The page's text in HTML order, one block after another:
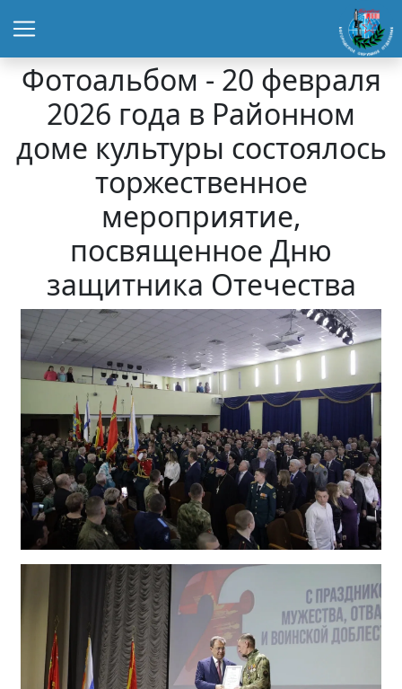
Фотоальбом - 20 февраля
2026 года в Районном
доме культуры состоялось
торжественное
мероприятие,
посвященное Дню
защитника Отечества